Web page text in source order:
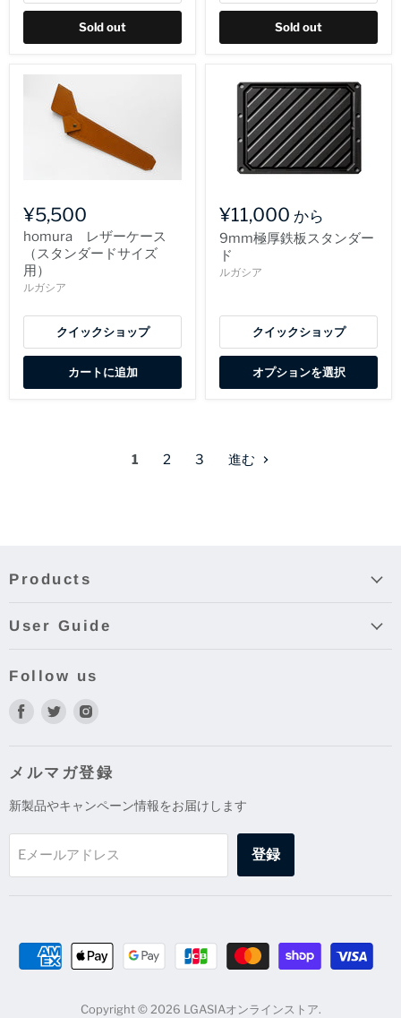
Sold out Sold out
¥5,500
homura レザーケース
（スタンダードサイズ
用）
ルガシア
クイックショップ
カートに追加
¥11,000 から
9mm極厚鉄板スタンダー
ド
ルガシア
クイックショップ
オプションを選択
1 2 3 進む
Products
User Guide
Follow us
Facebook
つ
て
Twitter
つ
て
さ
つ
て
さ
メルマガ登録
新製品やキャンペーン情報をお届けします
Eメールアドレス 登録
Copyright © 2026 LGASIAオンラインストア.